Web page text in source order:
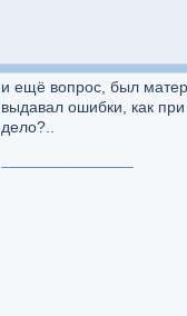
и ещё вопрос, был
выдавал ошибки, как
дело?..